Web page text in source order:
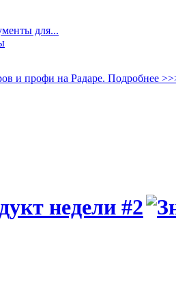
для...
и профи на Радаре. Подробнее